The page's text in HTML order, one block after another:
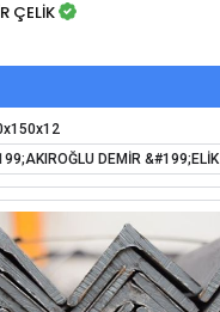
ÇELİK
DEMİR &#199;ELİK